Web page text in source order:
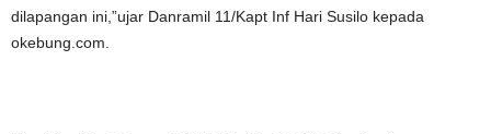
dilapangan ini,”ujar Danramil 11/Kapt Inf Hari Susilo kepada
okebung.com.